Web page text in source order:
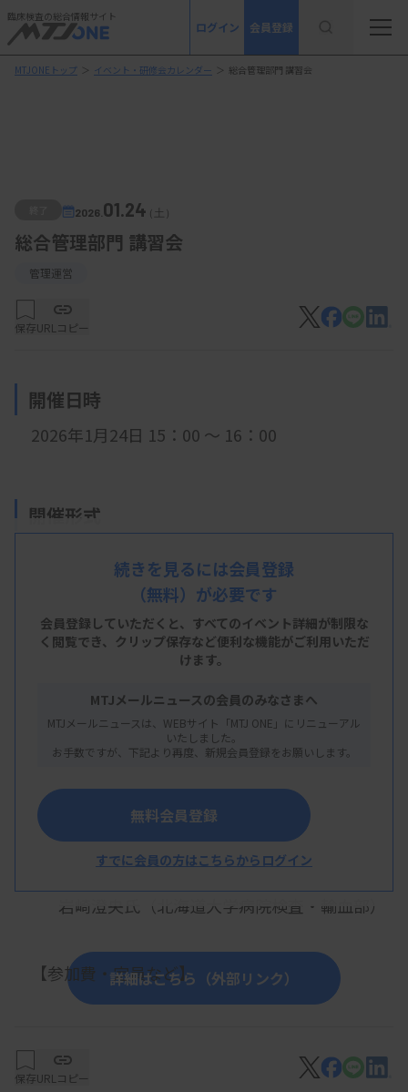
臨床検査の総合情報サイト
ログイン 会員登録
MTJONEトップ ＞ イベント・研修会カレンダー ＞ 総合管理部門 講習会
2026. 01.24（土）
総合管理部門 講習会
管理運営
保存URLコピー
開催日時
2026年1月24日 15：00 ～ 16：00
開催形式
主 催
大阪府臨床検査技師会
概 要
テーマ：ISO15189認定を維持していくには
・内容：ISO15189認定の長期維持がもたらす光と
岩崎澄央氏（北海道大学病院検査・輸血部）
【参加費・定員など】
・参加費：会員 500円、非会員 1000円、登録学生
・定 員：
詳細はこちら（外部リンク）
続きを見るには会員登録
（無料）が必要です
会員登録していただくと、すべてのイベント詳細が制限な
く閲覧でき、 クリップ保存など便利な機能がご利用いただ
けます。
MTJメールニュースの会員のみなさまへ
MTJメールニュースは、WEBサイト「MTJ ONE」にリニューアル
いたしました。
お手数ですが、下記より再度、新規会員登録をお願いします。
無料会員登録
すでに会員の方はこちらからログイン
保存URLコピー